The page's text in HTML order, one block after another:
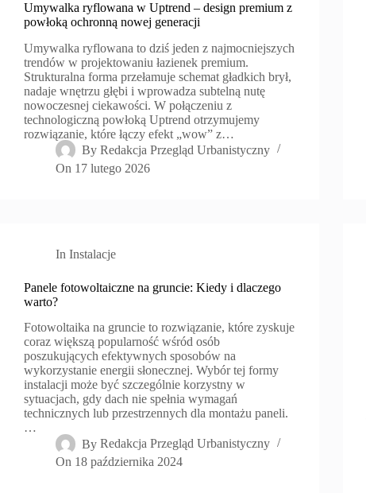
Umywalka ryflowana w Uptrend – design premium z
powłoką ochronną nowej generacji
Umywalka ryflowana to dziś jeden z najmocniejszych
trendów w projektowaniu łazienek premium.
Strukturalna forma przełamuje schemat gładkich brył,
nadaje wnętrzu głębi i wprowadza subtelną nutę
nowoczesnej ciekawości. W połączeniu z
technologiczną powłoką Uptrend otrzymujemy
rozwiązanie, które łączy efekt „wow” z…
By Redakcja Przegląd Urbanistyczny
On 17 lutego 2026
In Instalacje
Panele fotowoltaiczne na gruncie: Kiedy i dlaczego
warto?
Fotowoltaika na gruncie to rozwiązanie, które zyskuje
coraz większą popularność wśród osób
poszukujących efektywnych sposobów na
wykorzystanie energii słonecznej. Wybór tej formy
instalacji może być szczególnie korzystny w
sytuacjach, gdy dach nie spełnia wymagań
technicznych lub przestrzennych dla montażu paneli.
…
By Redakcja Przegląd Urbanistyczny
On 18 października 2024